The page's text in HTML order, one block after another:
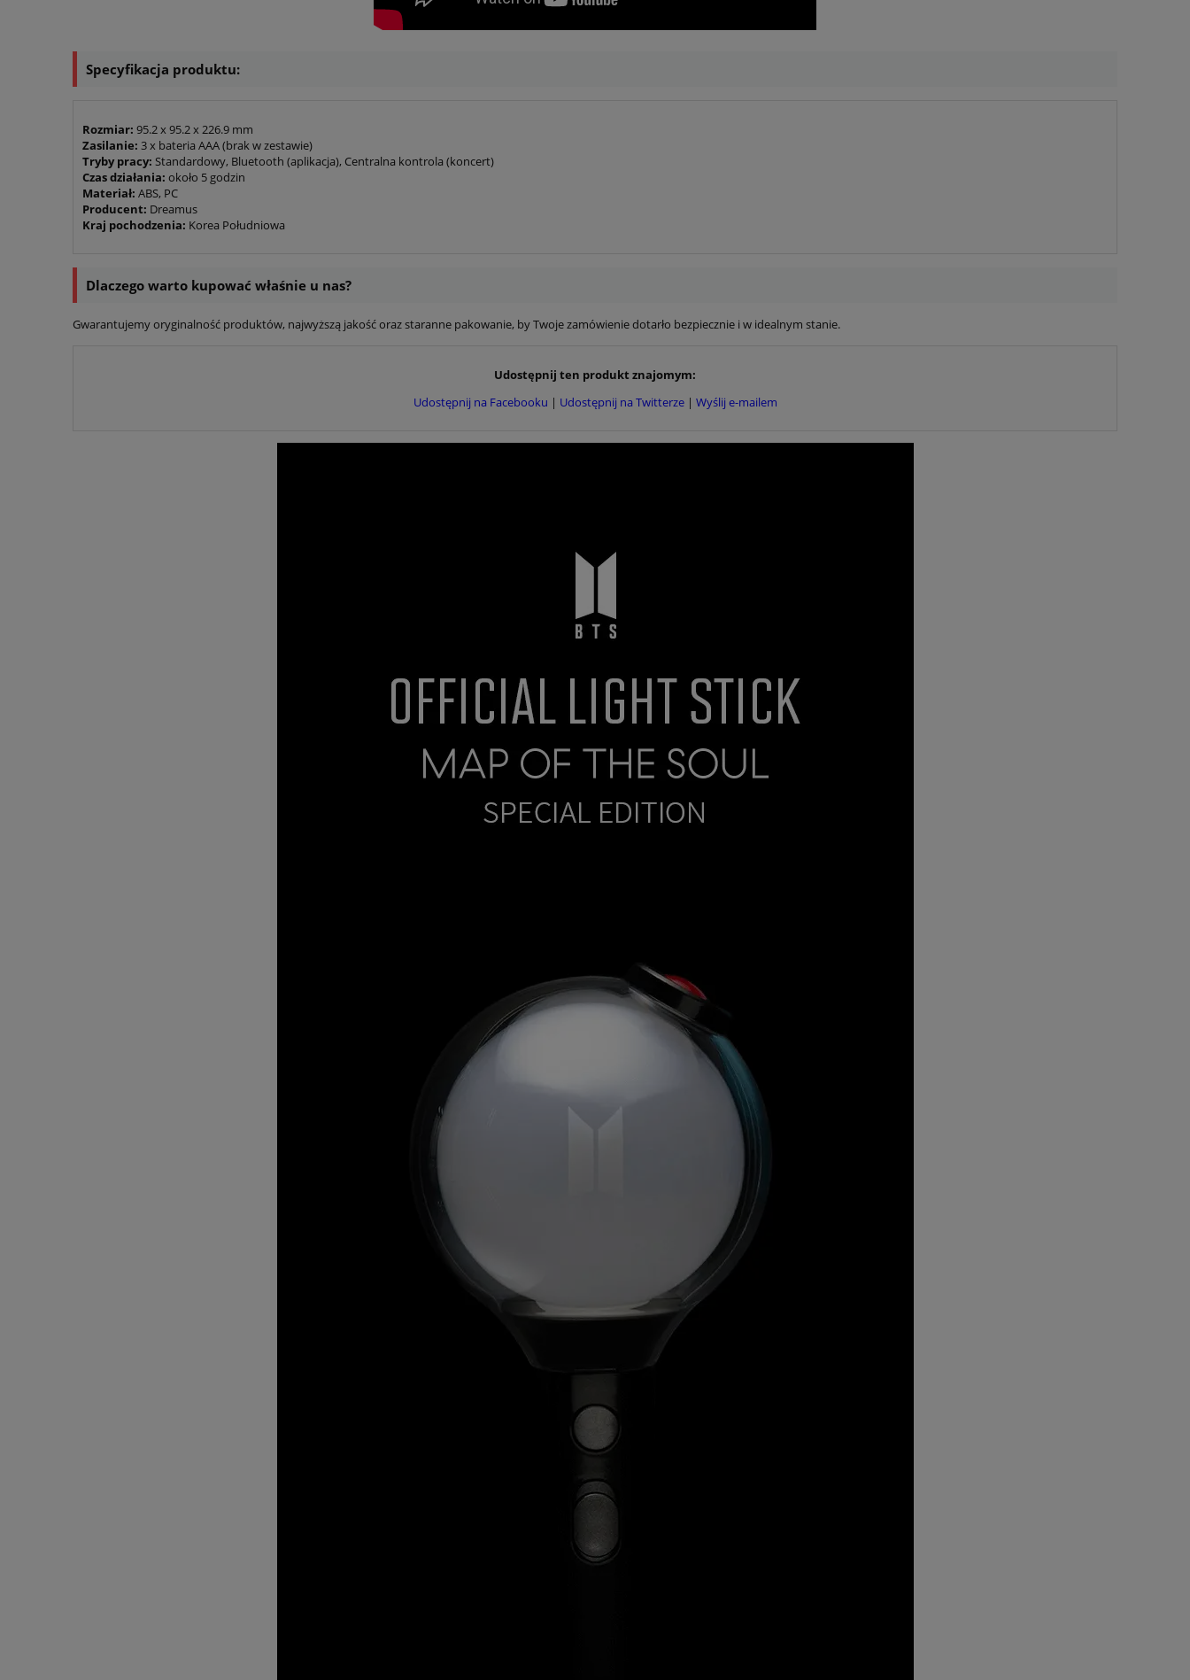
Specyfikacja produktu:
Rozmiar: 95.2 x 95.2 x 226.9 mm
Zasilanie: 3 x bateria AAA (brak w zestawie)
Tryby pracy: Standardowy, Bluetooth (aplikacja), Centralna kontrola (koncert)
Czas działania: około 5 godzin
Materiał: ABS, PC
Producent: Dreamus
Kraj pochodzenia: Korea Południowa
Dlaczego warto kupować właśnie u nas?
Gwarantujemy oryginalność produktów, najwyższą jakość oraz staranne pakowanie, by Twoje zamówienie dotarło bezpiecznie i w idealnym stanie.
Udostępnij ten produkt znajomym:
Udostępnij na Facebooku | Udostępnij na Twitterze | Wyślij e-mailem